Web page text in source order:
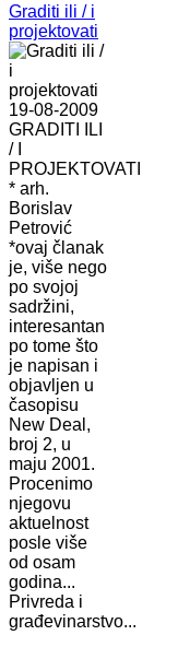
Graditi ili / i
projektovati
19-08-2009
GRADITI ILI
/ I
PROJEKTOVATI
* arh.
Borislav
Petrović
*ovaj članak
je, više nego
po svojoj
sadržini,
interesantan
po tome što
je napisan i
objavljen u
časopisu
New Deal,
broj 2, u
maju 2001.
Procenimo
njegovu
aktuelnost
posle više
od osam
godina...
Privreda i
građevinarstvo...